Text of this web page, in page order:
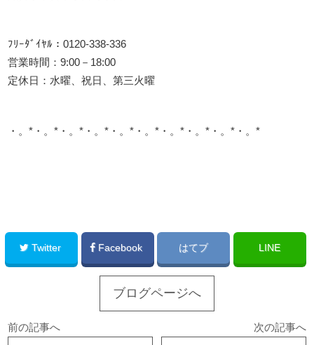
ﾌﾘｰﾀﾞｲﾔﾙ：0120-338-336
営業時間：9:00－18:00
定休日：水曜、祝日、第三火曜
・。*・。*・。*・。*・。*・。*・。*・。*・。*・。*
Twitter Facebook はてブ LINE
ブログページへ
前の記事へ 次の記事へ